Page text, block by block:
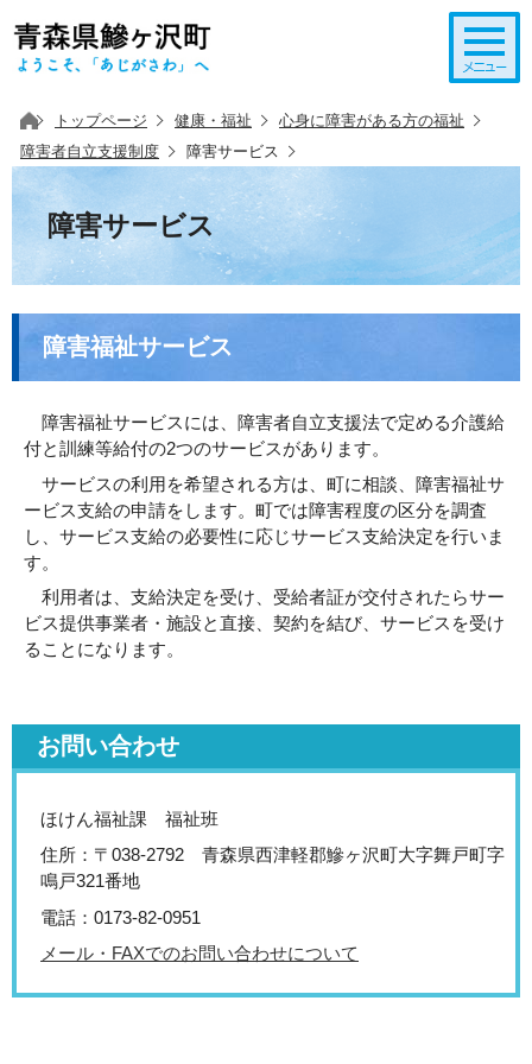
トップページ 健康・福祉
心身に障害がある方の福祉
障害者自立支援制度
障害サービス
障害サービス
障害福祉サービス
障害福祉サービスには、障害者自立支援法で定める介護給
付と訓練等給付の2つのサービスがあります。
サービスの利用を希望される方は、町に相談、障害福祉サ
ービス支給の申請をします。町では障害程度の区分を調査
し、サービス支給の必要性に応じサービス支給決定を行いま
す。
利用者は、支給決定を受け、受給者証が交付されたらサー
ビス提供事業者・施設と直接、契約を結び、サービスを受け
ることになります。
お問い合わせ
ほけん福祉課 福祉班
住所：〒038-2792 青森県西津軽郡鰺ヶ沢町大字舞戸町字
鳴戸321番地
電話：0173-82-0951
メール・FAXでのお問い合わせについて